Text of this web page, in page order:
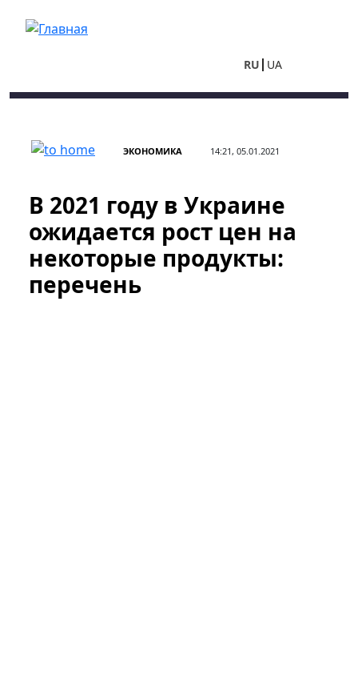
RU UA
ЭКОНОМИКА 14:21, 05.01.2021
В 2021 году в Украине
ожидается рост цен на
некоторые продукты:
перечень